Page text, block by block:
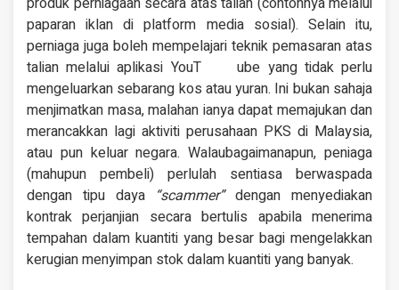
paparan iklan di platform media sosial). Selain itu,
perniaga juga boleh mempelajari teknik pemasaran atas
talian melalui aplikasi YouT ube yang tidak perlu
mengeluarkan sebarang kos atau yuran. Ini bukan sahaja
menjimatkan masa, malahan ianya dapat memajukan dan
merancakkan lagi aktiviti perusahaan PKS di Malaysia,
atau pun keluar negara. Walaubagaimanapun, peniaga
(mahupun pembeli) perlulah sentiasa berwaspada
dengan tipu daya “scammer”dengan menyediakan
kontrak perjanjian secara bertulis apabila menerima
tempahan dalam kuantiti yang besar bagi mengelakkan
kerugian menyimpan stok dalam kuantiti yang banyak.